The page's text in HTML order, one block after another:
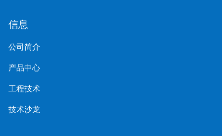
信息
公司简介
产品中心
工程技术
技术沙龙